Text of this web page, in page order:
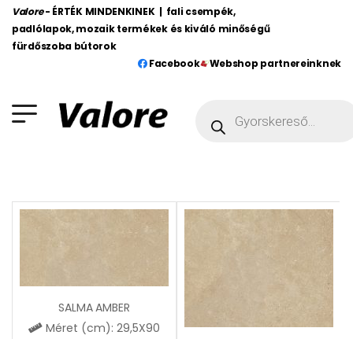
Valore - ÉRTÉK MINDENKINEK | fali csempék,
padlólapok, mozaik termékek és kiváló minőségű
fürdőszoba bútorok
Facebook
Webshop partnereinknek
SALMA AMBER
Méret (cm): 29,5X90